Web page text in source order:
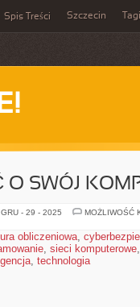
Spis Treści Szczecin Tagi
SWÓJ
- 29 - 2025
MOŻLIWOŚĆ
obliczeniowa,
, sieci komputerowe
, technologia